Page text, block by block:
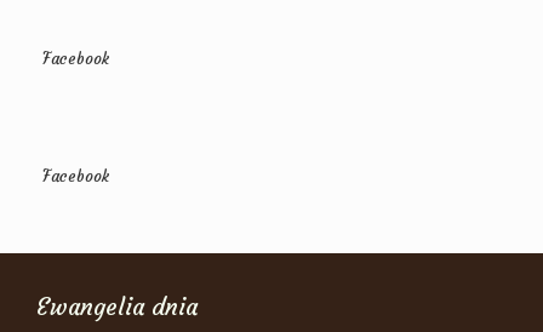
Facebook
Facebook
Ewangelia dnia